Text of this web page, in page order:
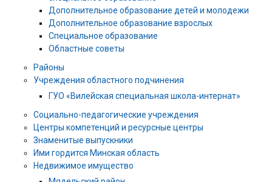
Дополнительное образование детей и молодежи
Дополнительное образование взрослых
Специальное образование
Областные советы
Районы
Учреждения областного подчинения
ГУО «Вилейская специальная школа-интернат»
Социально-педагогические учреждения
Центры компетенций и ресурсные центры
Знаменитые выпускники
Ими гордится Минская область
Недвижимое имущество